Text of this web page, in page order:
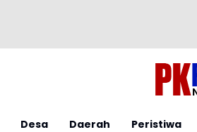
Desa Daerah Peristiwa